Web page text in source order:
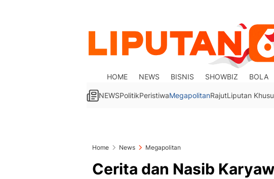
HOME NEWS BISNIS SHOWBIZ BOLA
NEWSPolitikPeristiwaMegapolitanRajutLiputan
Home News Megapolitan
Cerita dan Nasib